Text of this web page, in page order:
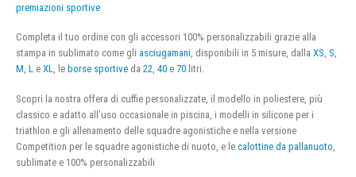
premiazioni sportive
Completa il tuo ordine con gli accessori 100% personalizzabili grazie alla
stampa in sublimato come gli asciugamani, disponibili in 5 misure, dalla XS, S,
M, L e XL, le borse sportive da 22, 40 e 70 litri.
Scopri la nostra offera di cuffie personalizzate, il modello in poliestere, più
classico e adatto all’uso occasionale in piscina, i modelli in silicone per i
triathlon e gli allenamento delle squadre agonistiche e nella versione
Competition per le squadre agonistiche di nuoto, e le calottine da pallanuoto
sublimate e 100% personalizzabili